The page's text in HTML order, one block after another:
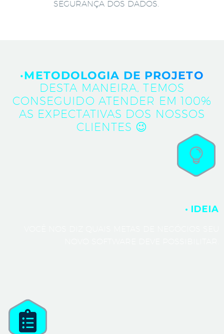
SEGURANÇA DOS DADOS.
·METODOLOGIA DE PROJETO
DESTA MANEIRA, TEMOS
CONSEGUIDO ATENDER EM 100%
AS EXPECTATIVAS DOS NOSSOS
CLIENTES 😉
· IDEIA